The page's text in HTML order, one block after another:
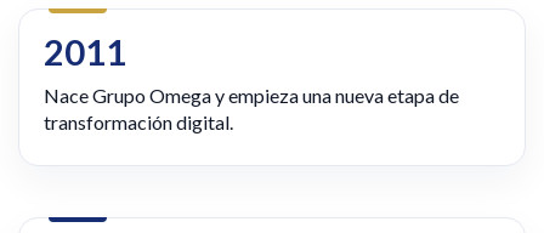
2011
Nace Grupo Omega y empieza una nueva etapa de
transformación digital.